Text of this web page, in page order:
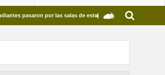
por las salas de estudio de las Bibliotecas Municipales